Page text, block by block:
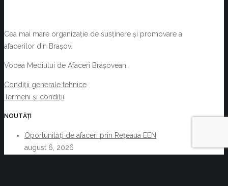
Cea mai mare organizație de susținere și promovare a
afacerilor din Brașov.
Vocea Mediului de Afaceri Brașovean.
Condiții generale tehnice
Termeni și condiții
NOUTĂȚI
Oportunități de afaceri prin Rețeaua EEN
august 6, 2026